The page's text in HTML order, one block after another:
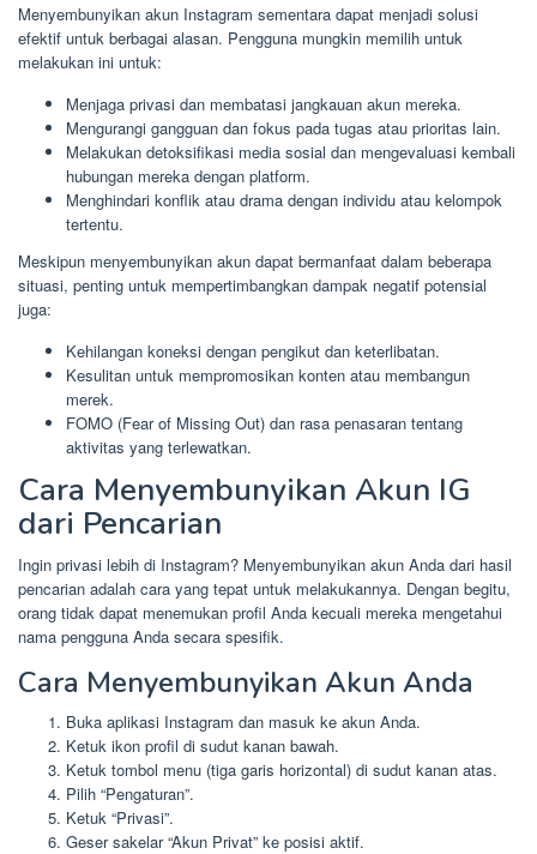
Menyembunyikan akun Instagram sementara dapat menjadi solusi
efektif untuk berbagai alasan. Pengguna mungkin memilih untuk
melakukan ini untuk:
Menjaga privasi dan membatasi jangkauan akun mereka.
Mengurangi gangguan dan fokus pada tugas atau prioritas lain.
Melakukan detoksifikasi media sosial dan mengevaluasi kembali
hubungan mereka dengan platform.
Menghindari konflik atau drama dengan individu atau kelompok
tertentu.
Meskipun menyembunyikan akun dapat bermanfaat dalam beberapa
situasi, penting untuk mempertimbangkan dampak negatif potensial
juga:
Kehilangan koneksi dengan pengikut dan keterlibatan.
Kesulitan untuk mempromosikan konten atau membangun
merek.
FOMO (Fear of Missing Out) dan rasa penasaran tentang
aktivitas yang terlewatkan.
Cara Menyembunyikan Akun IG
dari Pencarian
Ingin privasi lebih di Instagram? Menyembunyikan akun Anda dari hasil
pencarian adalah cara yang tepat untuk melakukannya. Dengan begitu,
orang tidak dapat menemukan profil Anda kecuali mereka mengetahui
nama pengguna Anda secara spesifik.
Cara Menyembunyikan Akun Anda
Buka aplikasi Instagram dan masuk ke akun Anda.
Ketuk ikon profil di sudut kanan bawah.
Ketuk tombol menu (tiga garis horizontal) di sudut kanan atas.
Pilih “Pengaturan”.
Ketuk “Privasi”.
Geser sakelar “Akun Privat” ke posisi aktif.